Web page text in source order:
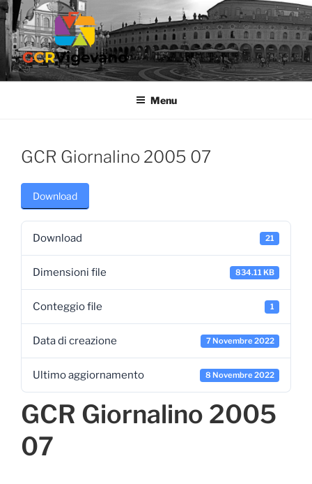
Salta
al
contenuto
GCR VIGEVANO
Gruppo Culturale Ricreativo dell'Ospedale di Vigevano
Menu
GCR Giornalino 2005 07
Download
Download 21
Dimensioni file 834.11 KB
Conteggio file 1
Data di creazione 7 Novembre 2022
Ultimo aggiornamento 8 Novembre 2022
GCR Giornalino 2005
07